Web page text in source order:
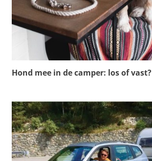
Hond mee in de camper: los of vast?